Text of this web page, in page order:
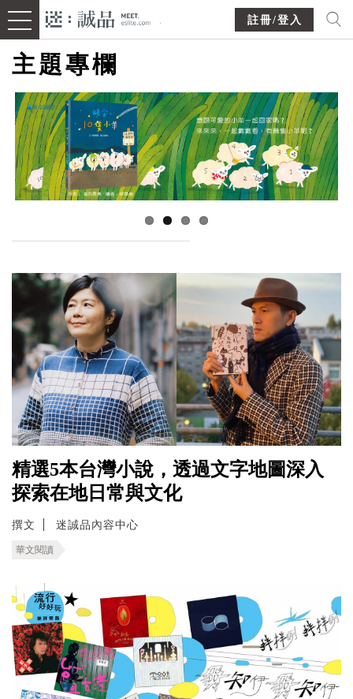
註冊/登入
主題專欄
精選5本台灣小說，透過文字地圖深入
探索在地日常與文化
撰文 迷誠品內容中心
華文閱讀